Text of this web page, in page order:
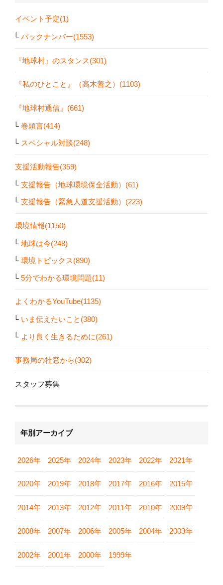
イベント予定(1)
バックナンバー(1553)
『地球村』のスタンス(301)
『私のひとこと』（高木善之）(1103)
『地球村通信』(661)
巻頭言(414)
スペシャル対談(248)
支援活動報告(359)
支援報告（地球環境保全活動）(61)
支援報告（緊急人道支援活動）(223)
環境情報(1150)
地球は今(248)
環境トピックス(890)
5分でわかる環境問題(11)
よくわかるYouTube(1135)
いま伝えたいこと(380)
より良く生きるために(261)
事務局の社窓から(302)
スタッフ募集
年別アーカイブ
2026年 2025年 2024年 2023年 2022年 2021年
2020年 2019年 2018年 2017年 2016年 2015年
2014年 2013年 2012年 2011年 2010年 2009年
2008年 2007年 2006年 2005年 2004年 2003年
2002年 2001年 2000年 1999年